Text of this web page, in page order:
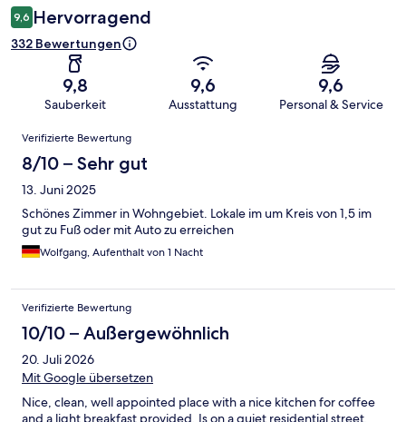
9,6 Hervorragend
332 Bewertungen
9,8
Sauberkeit
9,6
Ausstattung
9,6
Personal & Service
Bewertungen
Verifizierte Bewertung
8/10 – Sehr gut
13. Juni 2025
Schönes Zimmer in Wohngebiet. Lokale im um Kreis von 1,5 im
gut zu Fuß oder mit Auto zu erreichen
Wolfgang, Aufenthalt von 1 Nacht
Verifizierte Bewertung
10/10 – Außergewöhnlich
20. Juli 2026
Mit Google übersetzen
Nice, clean, well appointed place with a nice kitchen for coffee
and a light breakfast provided. Is on a quiet residential street,